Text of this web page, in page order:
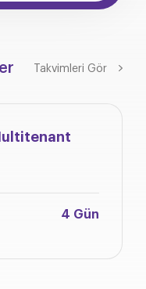
Takvimleri Gör
4 Gün